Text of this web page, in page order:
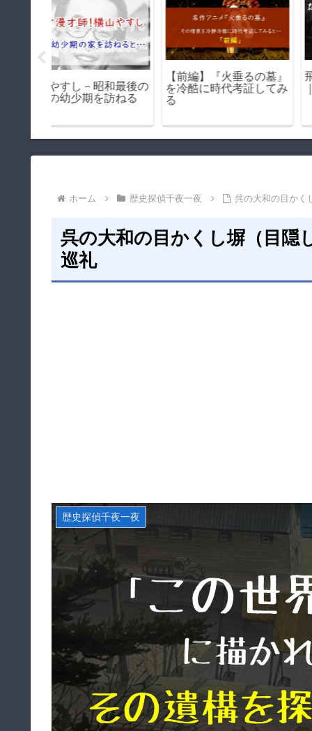
【神戸の戦争遺構】三ノ
宮駅ー機銃掃射で穴が開
いた鉄橋
東京・玉の井の歴史｜
郭ではない！日本最大
ホーム 歴史探偵千夜一夜 呉の大和の目かく
呉の大和の目かくし塀（目隠
巡礼
歴史探偵千夜一夜